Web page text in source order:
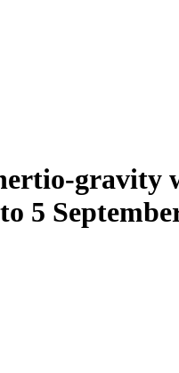
gravity
5